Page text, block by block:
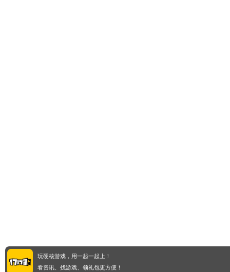
玩硬核游戏，用一起一起上！
看资讯、找游戏、领礼包更方便！